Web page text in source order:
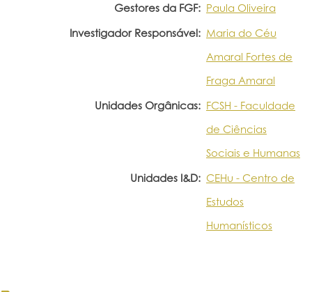
Gestores da FGF: Paula Oliveira
Investigador Responsável: Maria do Céu
Amaral Fortes de
Fraga Amaral
Unidades Orgânicas: FCSH - Faculdade
de Ciências
Sociais e Humanas
Unidades I&D: CEHu - Centro de
Estudos
Humanísticos